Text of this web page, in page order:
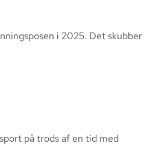
i 2025. Det skubber
på trods af en tid med